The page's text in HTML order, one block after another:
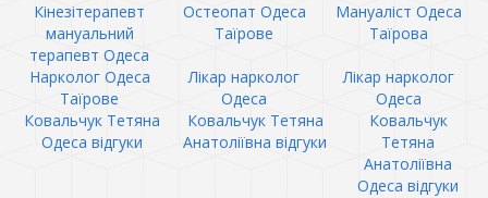
Кінезітерапевт
мануальний
терапевт Одеса
Остеопат Одеса
Таїрове
Мануаліст Одеса
Таїрова
Нарколог Одеса
Таїрове
Лікар нарколог
Одеса
Лікар нарколог
Одеса
Ковальчук Тетяна
Одеса відгуки
Ковальчук Тетяна
Анатоліївна відгуки
Ковальчук
Тетяна
Анатоліївна
Одеса відгуки